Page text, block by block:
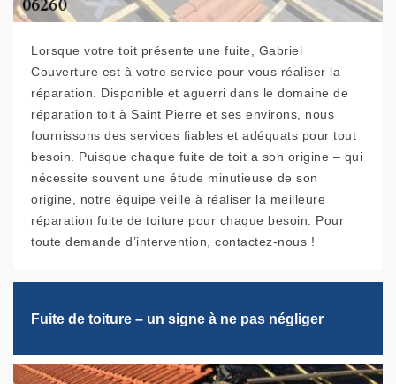
Lorsque votre toit présente une fuite, Gabriel
Couverture est à votre service pour vous réaliser la
réparation. Disponible et aguerri dans le domaine de
réparation toit à Saint Pierre et ses environs, nous
fournissons des services fiables et adéquats pour tout
besoin. Puisque chaque fuite de toit a son origine – qui
nécessite souvent une étude minutieuse de son
origine, notre équipe veille à réaliser la meilleure
réparation fuite de toiture pour chaque besoin. Pour
toute demande d’intervention, contactez-nous !
Fuite de toiture – un signe à ne pas négliger